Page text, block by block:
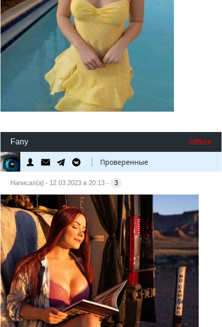
Fany Offline
Проверенные
Написал(а) - 12.03.2023 в 20:13 - 3